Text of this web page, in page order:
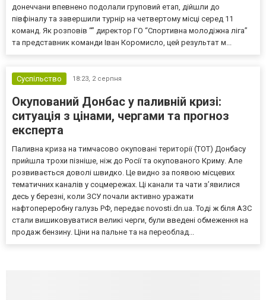
донеччани впевнено подолали груповий етап, дійшли до
півфіналу та завершили турнір на четвертому місці серед 11
команд. Як розповів “” директор ГО “Спортивна молодіжна ліга”
та представник команди Іван Коромисло, цей результат м...
Суспільство 18:23, 2 серпня
Окупований Донбас у паливній кризі:
ситуація з цінами, чергами та прогноз
експерта
Паливна криза на тимчасово окуповані території (ТОТ) Донбасу
прийшла трохи пізніше, ніж до Росії та окупованого Криму. Але
розвивається доволі швидко. Це видно за появою місцевих
тематичних каналів у соцмережах. Ці канали та чати з’явилися
десь у березні, коли ЗСУ почали активно уражати
нафтопереробну галузь РФ, передає novosti.dn.ua. Тоді ж біля АЗС
стали вишиковуватися великі черги, були введені обмеження на
продаж бензину. Ціни на пальне та на переоблад...